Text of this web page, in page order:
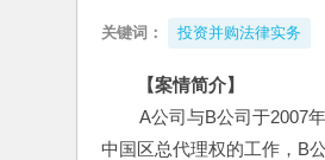
关键词： 投资并购法律实务
【案情简介】
A公司与B公司于2007年
中国区总代理权的工作，B